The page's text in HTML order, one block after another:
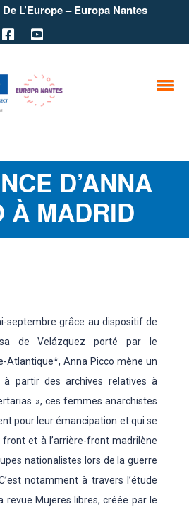
L’Europe – Europa Nantes
D’ANNA
À MADRID
septembre grâce au dispositif de
de Velázquez porté par le
Atlantique*, Anna Picco mène un
à partir des archives relatives à
», ces femmes anarchistes
pour leur émancipation et qui se
et à l’arrière-front madrilène
nationalistes lors de la guerre
notamment à travers l’étude
revue Mujeres libres, créée par le